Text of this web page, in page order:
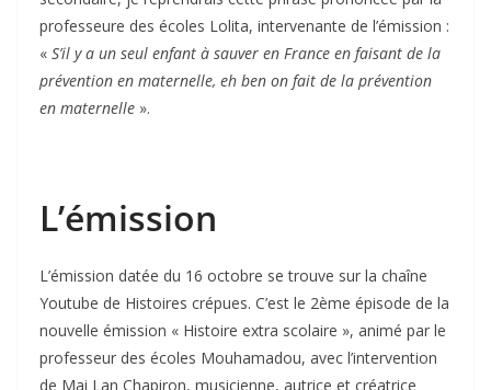
professeure des écoles Lolita, intervenante de l’émission :
« S’il y a un seul enfant à sauver en France en faisant de la
prévention en maternelle, eh ben on fait de la prévention
en maternelle ».
L’émission
L’émission datée du 16 octobre se trouve sur la chaîne
Youtube de Histoires crépues. C’est le 2ème épisode de la
nouvelle émission « Histoire extra scolaire », animé par le
professeur des écoles Mouhamadou, avec l’intervention
de Mai Lan Chapiron, musicienne, autrice et créatrice